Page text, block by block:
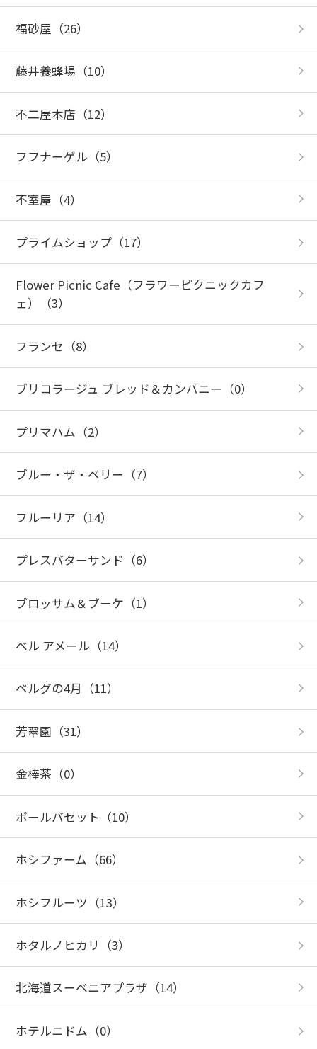
福砂屋 （26）
藤井養蜂場 （10）
不二屋本店 （12）
フフナーゲル （5）
不室屋 （4）
プライムショップ（17）
Flower Picnic Cafe（フラワーピクニックカフ
ェ）
（3）
フランセ （8）
ブリコラージュ ブレッド＆カンパニー （0）
プリマハム （2）
ブルー・ザ・ベリー （7）
フルーリア （14）
プレスバターサンド （6）
ブロッサム＆ブーケ （1）
ベル アメール （14）
ベルグの4月 （11）
芳翠園 （31）
金棒茶 （0）
ポールバセット （10）
ホシファーム （66）
ホシフルーツ （13）
ホタルノヒカリ （3）
北海道スーベニアプラザ （14）
ホテルニドム （0）